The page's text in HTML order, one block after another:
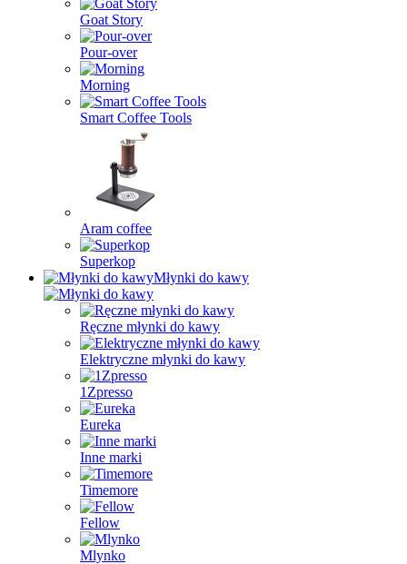
Goat Story
Pour-over
Morning
Smart Coffee Tools
Aram coffee
Superkop
Młynki do kawy
Ręczne młynki do kawy
Elektryczne młynki do kawy
1Zpresso
Eureka
Inne marki
Timemore
Fellow
Mlynko